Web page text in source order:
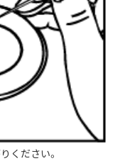
ください。